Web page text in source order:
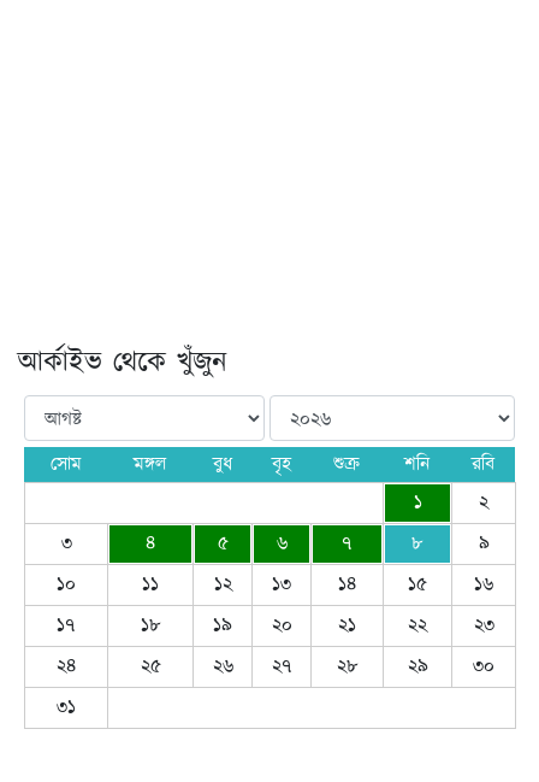
আর্কাইভ থেকে খুঁজুন
সোম মঙ্গল বুধ বৃহ শুক্র শনি
রবি
১
২
৩
৪ ৫ ৬ ৭ ৮
৯
১০
১১ ১২ ১৩ ১৪ ১৫
১৬
১৭
১৮ ১৯ ২০ ২১ ২২
২৩
২৪
২৫ ২৬ ২৭ ২৮ ২৯
৩০
৩১